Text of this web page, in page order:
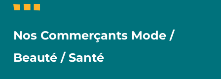
Nos Commerçants Mode /
Beauté / Santé